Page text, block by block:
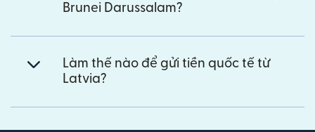
Brunei Darussalam?
Làm thế nào để gửi tiền quốc tế từ
Latvia?